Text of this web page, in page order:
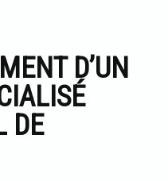
D’UN
DE